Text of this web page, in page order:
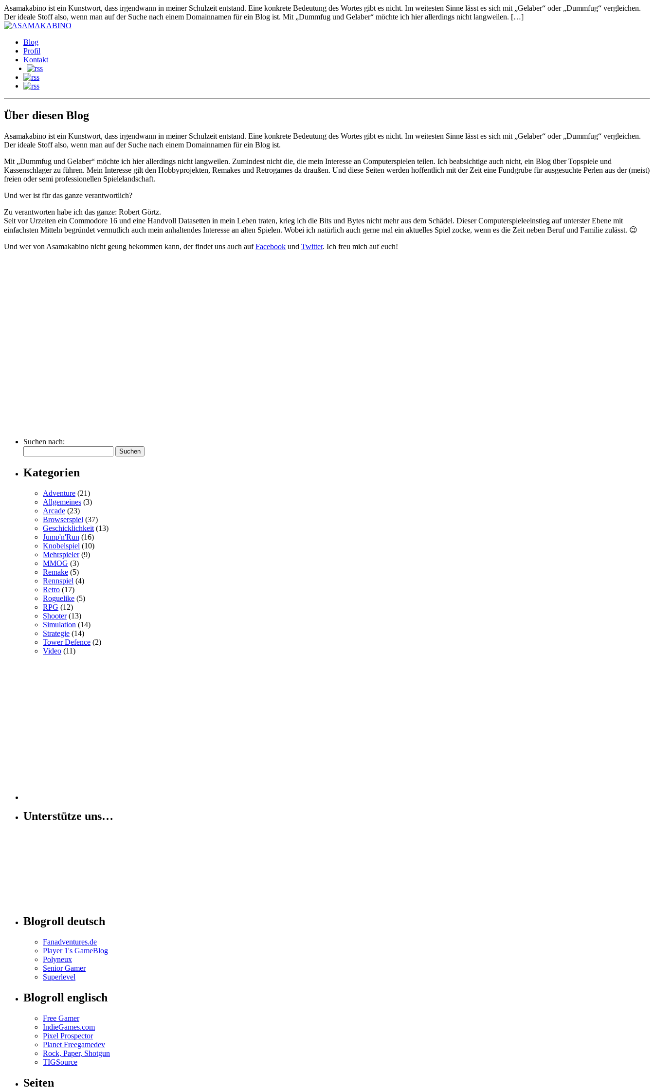
Asamakabino ist ein Kunstwort, dass irgendwann in meiner Schulzeit entstand. Eine konkrete Bedeutung des Wortes gibt es nicht. Im weitesten Sinne lässt es sich mit „Gelaber“ oder „Dummfug“ vergleichen.
Der ideale Stoff also, wenn man auf der Suche nach einem Domainnamen für ein Blog ist. Mit „Dummfug und Gelaber“ möchte ich hier allerdings nicht langweilen. […]
Blog
Profil
Kontakt
Über diesen Blog
Asamakabino ist ein Kunstwort, dass irgendwann in meiner Schulzeit entstand. Eine konkrete Bedeutung des Wortes gibt es nicht. Im weitesten Sinne lässt es sich mit „Gelaber“ oder „Dummfug“ vergleichen.
Der ideale Stoff also, wenn man auf der Suche nach einem Domainnamen für ein Blog ist.
Mit „Dummfug und Gelaber“ möchte ich hier allerdings nicht langweilen. Zumindest nicht die, die mein Interesse an Computerspielen teilen. Ich beabsichtige auch nicht, ein Blog über Topspiele und
Kassenschlager zu führen. Mein Interesse gilt den Hobbyprojekten, Remakes und Retrogames da draußen. Und diese Seiten werden hoffentlich mit der Zeit eine Fundgrube für ausgesuchte Perlen aus der (meist)
freien oder semi professionellen Spielelandschaft.
Und wer ist für das ganze verantwortlich?
Zu verantworten habe ich das ganze: Robert Görtz.
Seit vor Urzeiten ein Commodore 16 und eine Handvoll Datasetten in mein Leben traten, krieg ich die Bits und Bytes nicht mehr aus dem Schädel. Dieser Computerspieleeinstieg auf unterster Ebene mit
einfachsten Mitteln begründet vermutlich auch mein anhaltendes Interesse an alten Spielen. Wobei ich natürlich auch gerne mal ein aktuelles Spiel zocke, wenn es die Zeit neben Beruf und Familie zulässt. 😉
Und wer von Asamakabino nicht geung bekommen kann, der findet uns auch aufFacebook und Twitter. Ich freu mich auf euch!
Suchen nach:
Kategorien
Adventure (21)
Allgemeines (3)
Arcade (23)
Browserspiel (37)
Geschicklichkeit (13)
Jump'n'Run (16)
Knobelspiel (10)
Mehrspieler(9)
MMOG (3)
Remake (5)
Rennspiel (4)
Retro (17)
Roguelike (5)
RPG (12)
Shooter(13)
Simulation (14)
Strategie (14)
Tower Defence (2)
Video (11)
Unterstütze uns…
Blogroll deutsch
Fanadventures.de
Player 1's GameBlog
Polyneux
Senior Gamer
Superlevel
Blogroll englisch
Free Gamer
IndieGames.com
Pixel Prospector
Planet Freegamedev
Rock, Paper, Shotgun
TIGSource
Seiten